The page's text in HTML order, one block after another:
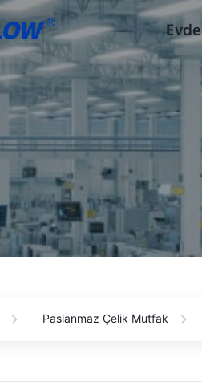
Evde
Paslanmaz Çelik Mutfak